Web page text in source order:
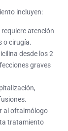
incluyen:
atención
o cirugía.
desde los 2
graves
al oftalmólogo
tratamiento